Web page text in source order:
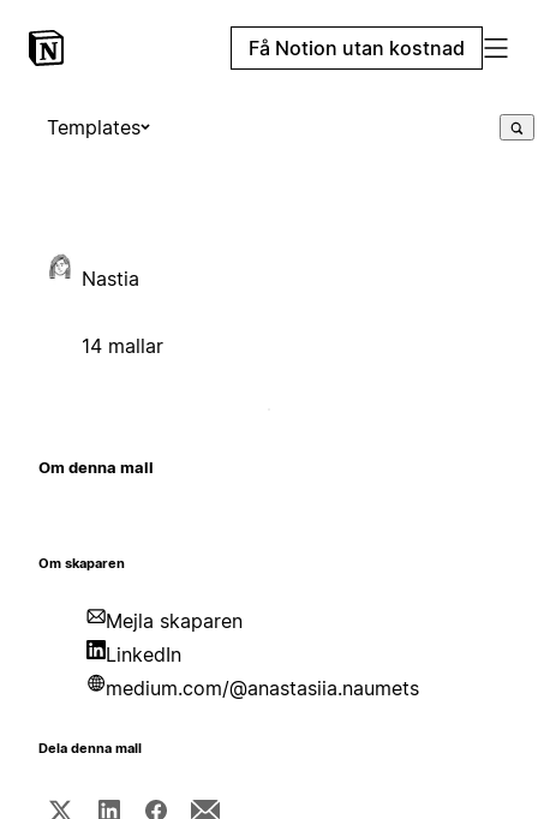
Få Notion utan kostnad
Templates
Nastia
14 mallar
Om denna mall
Om skaparen
Mejla skaparen
LinkedIn
medium.com/@anastasiia.naumets
Dela denna mall